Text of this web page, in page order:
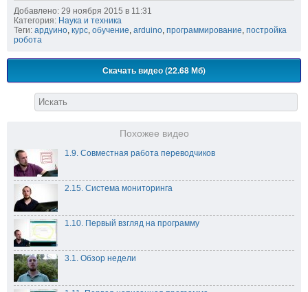
Добавлено: 29 ноября 2015 в 11:31
Категория: Наука и техника
Теги: ардуино, курс, обучение, arduino, программирование, постройка
робота
Скачать видео (22.68 Мб)
Похожее видео
1.9. Совместная работа переводчиков
2.15. Система мониторинга
1.10. Первый взгляд на программу
3.1. Обзор недели